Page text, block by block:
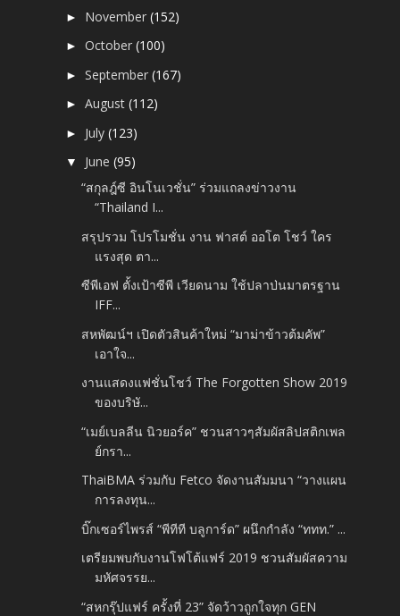
► November(152)
►October(100)
►September(167)
►August(112)
► July(123)
▼ June(95)
“สกุลฎ์ซี อินโนเวชั่น” ร่วมแถลงข่าวงาน
“Thailand I...
สรุปรวม โปรโมชั่น งาน ฟาสต์ ออโต โชว์ ใคร
แรงสุด ตา...
ซีพีเอฟ ตั้งเป้าซีพี เวียดนาม ใช้ปลาป่นมาตรฐาน
IFF...
สหพัฒน์ฯ เปิดตัวสินค้าใหม่ “มาม่าข้าวต้มคัพ”
เอาใจ...
งานแสดงแฟชั่นโชว์ The Forgotten Show 2019
ของบริษั...
“เมย์เบลลีน นิวยอร์ค” ชวนสาวๆสัมผัสลิปสติกเพล
ย์กรา...
ThaiBMA ร่วมกับ Fetco จัดงานสัมมนา “วางแผน
การลงทุน...
บิ๊กเซอร์ไพรส์ “พีทีที บลูการ์ด” ผนึกกำลัง “ททท.” ...
เตรียมพบกับงานโฟโต้แฟร์ 2019 ชวนสัมผัสความ
มหัศจรรย...
“สหกรุ๊ปแฟร์ ครั้งที่ 23” จัดว้าวถูกใจทุก GEN